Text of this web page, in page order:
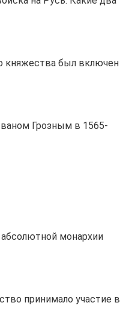
княжества был включен
Грозным в 1565-
монархии
принимало участие в